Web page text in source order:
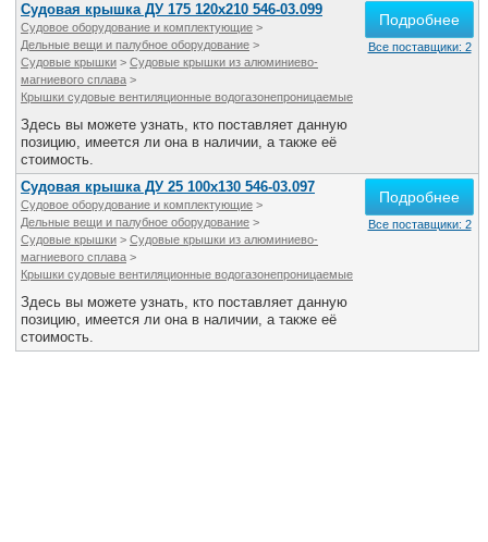
Судовая крышка ДУ 175 120х210 546-03.099
Судовое оборудование и комплектующие >
Дельные вещи и палубное оборудование >
Судовые крышки > Судовые крышки из алюминиево-
магниевого сплава >
Крышки судовые вентиляционные водогазонепроницаемые
Здесь вы можете узнать, кто поставляет данную
позицию, имеется ли она в наличии, а также её
стоимость.
Подробнее
Все поставщики: 2
Судовая крышка ДУ 25 100х130 546-03.097
Судовое оборудование и комплектующие >
Дельные вещи и палубное оборудование >
Судовые крышки > Судовые крышки из алюминиево-
магниевого сплава >
Крышки судовые вентиляционные водогазонепроницаемые
Здесь вы можете узнать, кто поставляет данную
позицию, имеется ли она в наличии, а также её
стоимость.
Подробнее
Все поставщики: 2